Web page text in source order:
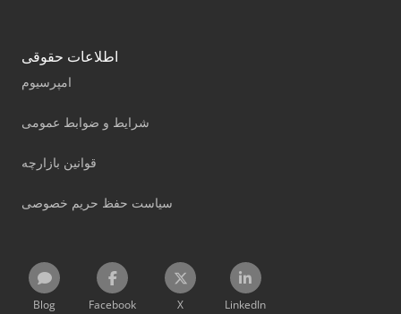
اطلاعات حقوقی
امپرسیوم
شرایط و ضوابط عمومی
قوانین بازارچه
سیاست حفظ حریم خصوصی
Blog Facebook X LinkedIn